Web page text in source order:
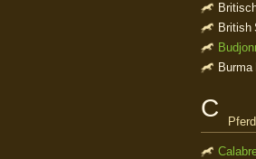
British
Burma
C